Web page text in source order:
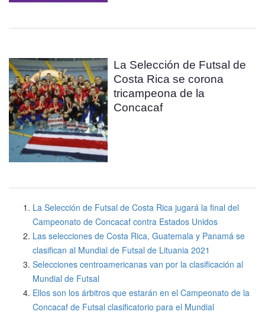
La Selección de Futsal de
Costa Rica se corona
tricampeona de la
Concacaf
La Selección de Futsal de Costa Rica jugará la final del
Campeonato de Concacaf contra Estados Unidos
Las selecciones de Costa Rica, Guatemala y Panamá se
clasifican al Mundial de Futsal de Lituania 2021
Selecciones centroamericanas van por la clasificación al
Mundial de Futsal
Ellos son los árbitros que estarán en el Campeonato de la
Concacaf de Futsal clasificatorio para el Mundial